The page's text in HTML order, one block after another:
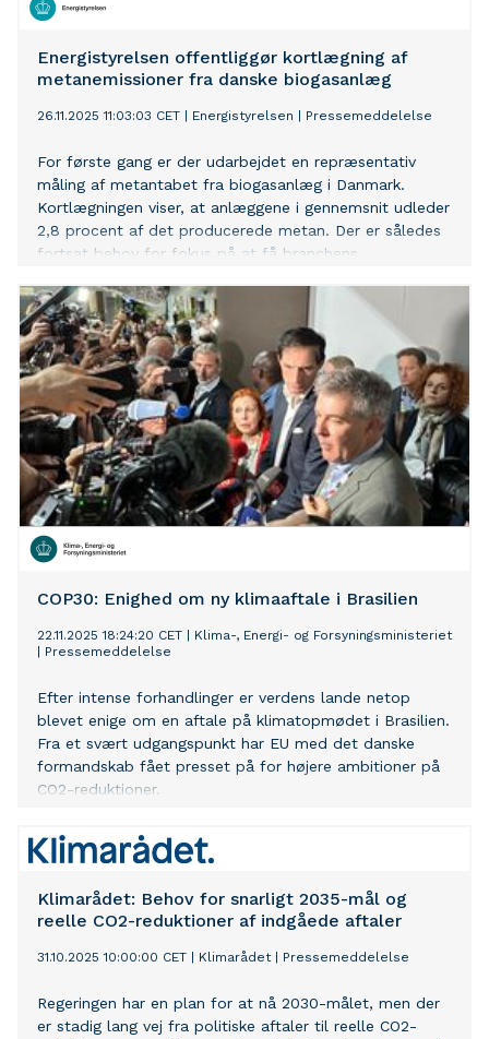
Energistyrelsen offentliggør kortlægning af
metanemissioner fra danske biogasanlæg
26.11.2025 11:03:03 CET Energistyrelsen Pressemeddelelse
For første gang er der udarbejdet en repræsentativ
måling af metantabet fra biogasanlæg i Danmark.
Kortlægningen viser, at anlæggene i gennemsnit udleder
2,8 procent af det producerede metan. Der er således
fortsat behov for fokus på at få branchens
COP30: Enighed om ny klimaaftale i Brasilien
22.11.2025 18:24:20 CET
Klima-, Energi- og Forsyningsministeriet
Pressemeddelelse
Efter intense forhandlinger er verdens lande netop
blevet enige om en aftale på klimatopmødet i Brasilien.
Fra et svært udgangspunkt har EU med det danske
formandskab fået presset på for højere ambitioner på
CO2-reduktioner.
Klimarådet: Behov for snarligt 2035-mål og
reelle CO2-reduktioner af indgåede aftaler
31.10.2025 10:00:00 CET Klimarådet| Pressemeddelelse
Regeringen har en plan for at nå 2030-målet, men der
er stadig lang vej fra politiske aftaler til reelle CO2-